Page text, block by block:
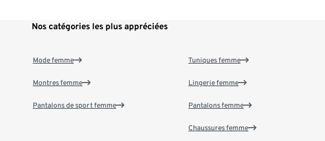
Nos catégories les plus appréciées
Mode femme
Montres femme
Pantalons de sport femme
Tuniques femme
Lingerie femme
Pantalons femme
Chaussures femme